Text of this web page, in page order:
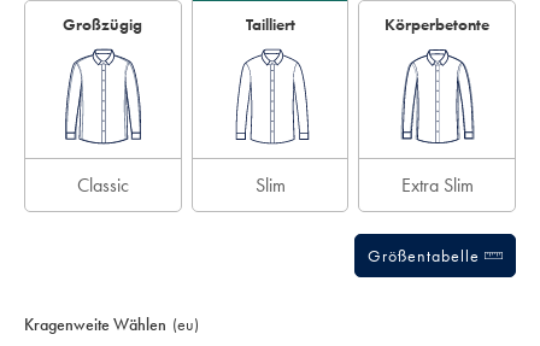
Großzügig
Classic
Tailliert
Slim
Körperbetonte
Extra Slim
Größentabelle
Kragenweite Wählen (eu)